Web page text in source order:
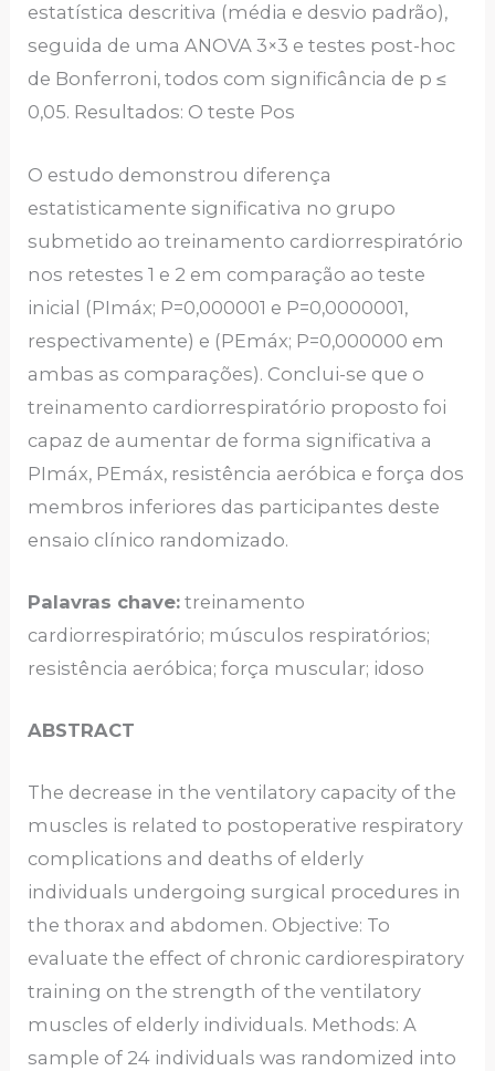
estatística descritiva (média e desvio padrão),
seguida de uma ANOVA 3×3 e testes post-hoc
de Bonferroni, todos com significância de p ≤
0,05. Resultados: O teste Pos
O estudo demonstrou diferença
estatisticamente significativa no grupo
submetido ao treinamento cardiorrespiratório
nos retestes 1 e 2 em comparação ao teste
inicial (PImáx; P=0,000001 e P=0,0000001,
respectivamente) e (PEmáx; P=0,000000 em
ambas as comparações). Conclui-se que o
treinamento cardiorrespiratório proposto foi
capaz de aumentar de forma significativa a
PImáx, PEmáx, resistência aeróbica e força dos
membros inferiores das participantes deste
ensaio clínico randomizado.
Palavras chave: treinamento
cardiorrespiratório; músculos respiratórios;
resistência aeróbica; força muscular; idoso
ABSTRACT
The decrease in the ventilatory capacity of the
muscles is related to postoperative respiratory
complications and deaths of elderly
individuals undergoing surgical procedures in
the thorax and abdomen. Objective: To
evaluate the effect of chronic cardiorespiratory
training on the strength of the ventilatory
muscles of elderly individuals. Methods: A
sample of 24 individuals was randomized into